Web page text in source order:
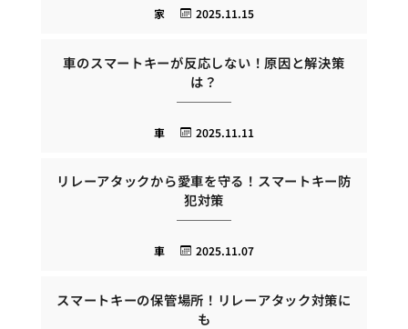
2025.11.15
家
車のスマートキーが反応しない！原因と解決策
は？
2025.11.11
車
リレーアタックから愛車を守る！スマートキー防
犯対策
2025.11.07
車
スマートキーの保管場所！リレーアタック対策に
も